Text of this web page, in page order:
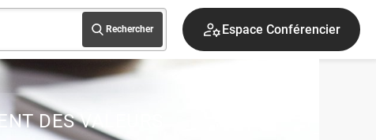
Rechercher Espace Conférencier
DES VALEURS